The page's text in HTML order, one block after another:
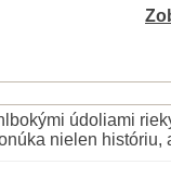
údoliami
nielen